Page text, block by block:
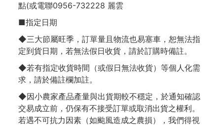
點(或電聯0956-732228 麗雲
■指定日期
◆三大節屬旺季，訂單量且物流也易塞車，恕無法指
定到貨日期，若無法假日收貨，請於訂購時備註。
◆若有指定收貨時間（或假日無法收貨）等個人化需
求，請於備註欄加註。
◆因小農家產品產量與出貨期較不穩定，於通知確認
交易成立前，仍保有不接受訂單或取消出貨之權利。
若遇不可抗力因素（如颱風造成之農損），我們得視